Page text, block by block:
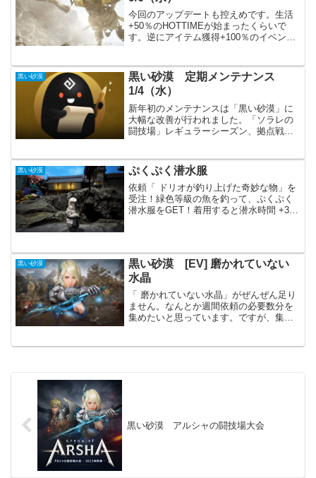
今回のアップデートも控えめです。生活
+50％のHOTTIMEが始まったくらいで
す。逆にアイテム獲得+100％のイベント
もしれません。主要アップデートキャラ
クター各職の調...
黒い砂漠
黒い砂漠 定期メンテナンス
1/4（水）
新年初のメンテナンスは「黒い砂漠」に
大幅な改善が行われました。「ソラレの
闘技場」レギュラーシーズン、拠点戦が
水晶関係はかなり変わっています。いき
なり狩りやPVPを行わず...
黒い砂漠 ぷくぷく潜水服
依頼「 ドリオが釣り上げた奇妙な物」を
受注！緑色等級の魚を釣って、ぷくぷく
潜水服をGET！着用すると潜水時間 +30
たようなイ...
黒い砂漠
黒い砂漠 [EV] 磨かれていない
水晶
「 磨かれていない水晶」がぜんぜん足り
ません。なんとか週間依頼の必要数分を
集めたいと思っています。ですが、集め
黒い砂漠 アルシャの闘技場大会